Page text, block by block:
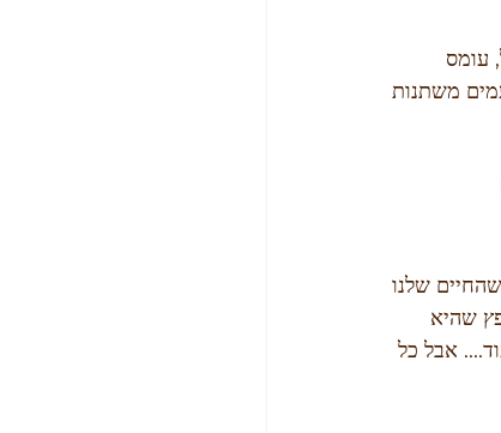
עומס
משתנות
שלנו
שהיא
אבל כל